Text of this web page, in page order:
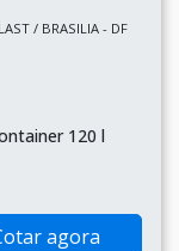
/ BRASILIA - DF
120 l
agora